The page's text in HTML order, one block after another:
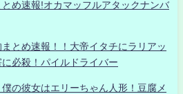
め速報!オカマッフルアタックナンバ
とめ速報！！大帝イタチにラリアッ
必殺！パイルドライバー
の彼女はエリーちゃん人形！豆腐メ